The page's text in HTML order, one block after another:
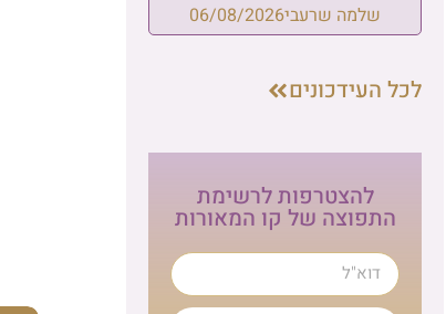
שלמה שרעבי06/08/2026
לכל העידכונים
להצטרפות לרשימת
התפוצה של קו המאורות